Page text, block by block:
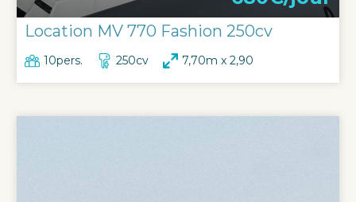
Location MV 770 Fashion 250cv
10pers. 250cv 7,70m x 2,90